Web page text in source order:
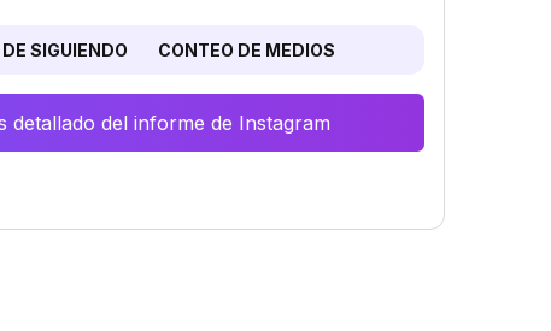
SIGUIENDO CONTEO DE MEDIOS
del informe de Instagram